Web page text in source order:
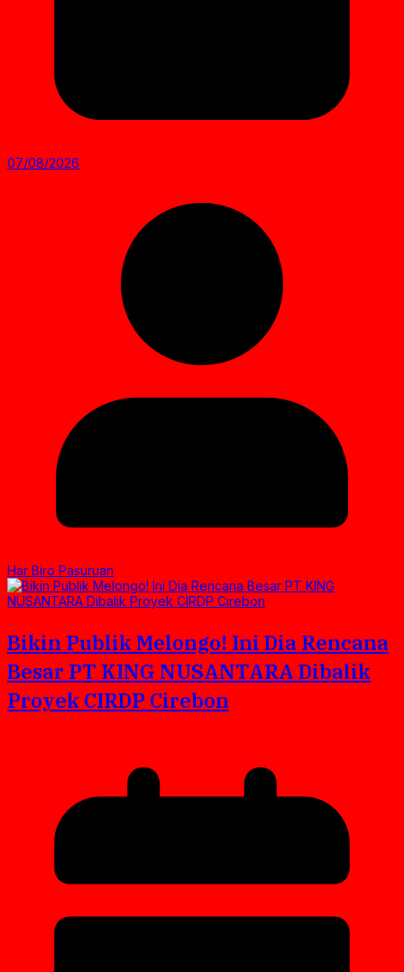
07/08/2026
Har Biro Pasuruan
Bikin Publik Melongo! Ini Dia Rencana
Besar PT KING NUSANTARA Dibalik
Proyek CIRDP Cirebon